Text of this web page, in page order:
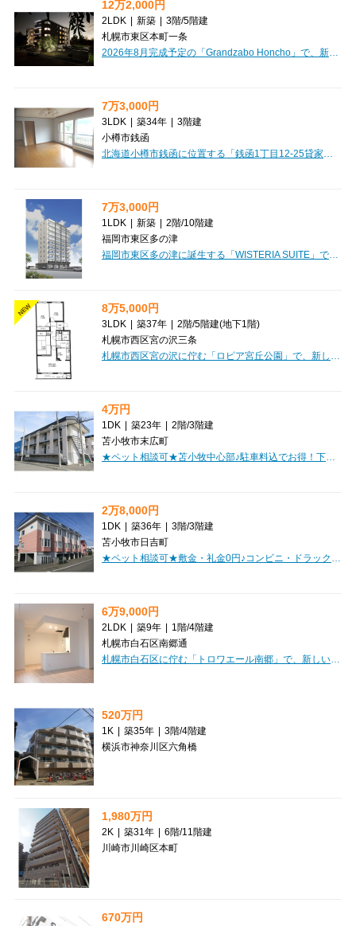
12万2,000円
2LDK | 新築 | 3階/5階建
札幌市東区本町一条
7万3,000円
3LDK | 築34年 | 3階建
小樽市銭函
7万3,000円
1LDK | 新築 | 2階/10階建
福岡市東区多の津
NEW 8万5,000円
3LDK | 築37年 | 2階/5階建(地下1階)
札幌市西区宮の沢三条
4万円
1DK | 築23年 | 2階/3階建
苫小牧市末広町
2万8,000円
1DK | 築36年 | 3階/3階建
苫小牧市日吉町
6万9,000円
2LDK | 築9年 | 1階/4階建
札幌市白石区南郷通
520万円
1K | 築35年 | 3階/4階建
横浜市神奈川区六角橋
1,980万円
2K | 築31年 | 6階/11階建
川崎市川崎区本町
670万円